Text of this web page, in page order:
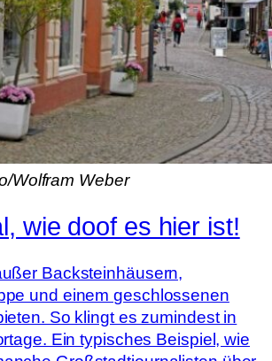
Wolfram Weber
wie doof es hier ist!
Backsteinhäusern,
und einem geschlossenen
So klingt es zumindest in
Ein typisches Beispiel, wie